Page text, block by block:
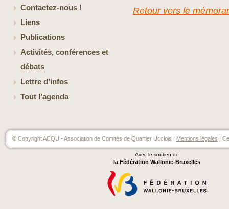
Contactez-nous !
Liens
Publications
Activités, conférences et
débats
Lettre d’infos
Tout l’agenda
Retour vers le
© Copyright ACQU - Association de Comités de Quartier Ucclois | Mentions légales |
Avec le soutien de
la Fédération Wallonie-Bruxelles